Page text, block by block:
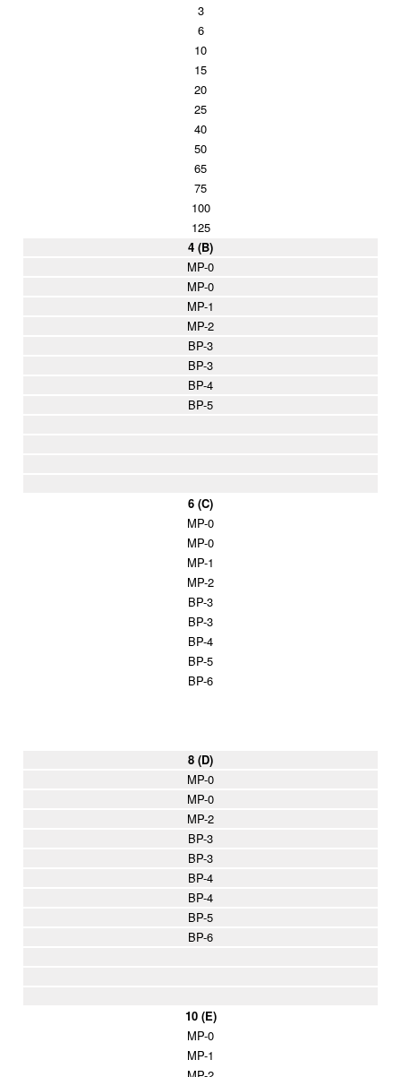
3
6
10
15
20
25
40
50
65
75
100
125
4 (B)
MP-0
MP-0
MP-1
MP-2
BP-3
BP-3
BP-4
BP-5
6 (C)
MP-0
MP-0
MP-1
MP-2
BP-3
BP-3
BP-4
BP-5
BP-6
8 (D)
MP-0
MP-0
MP-2
BP-3
BP-3
BP-4
BP-4
BP-5
BP-6
10 (E)
MP-0
MP-1